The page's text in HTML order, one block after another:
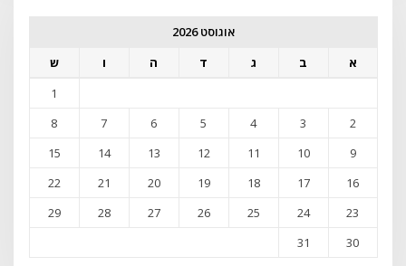
אוגוסט 2026
א
ב ג ד ה ו
ש
1
2
3
4
5
6
7
8
9
10
11
12
13
14
15
16
17
18
19
20
21
22
23
24
25
26
27
28
29
30
31